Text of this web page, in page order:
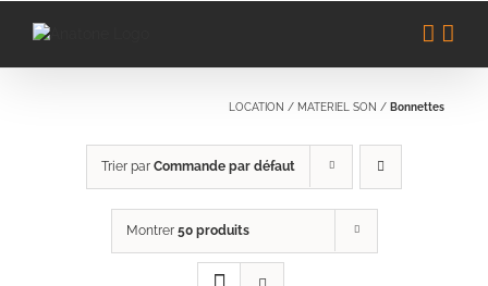
LOCATION / MATERIEL SON / Bonnettes
Trier par Commande par défaut
Montrer 50 produits